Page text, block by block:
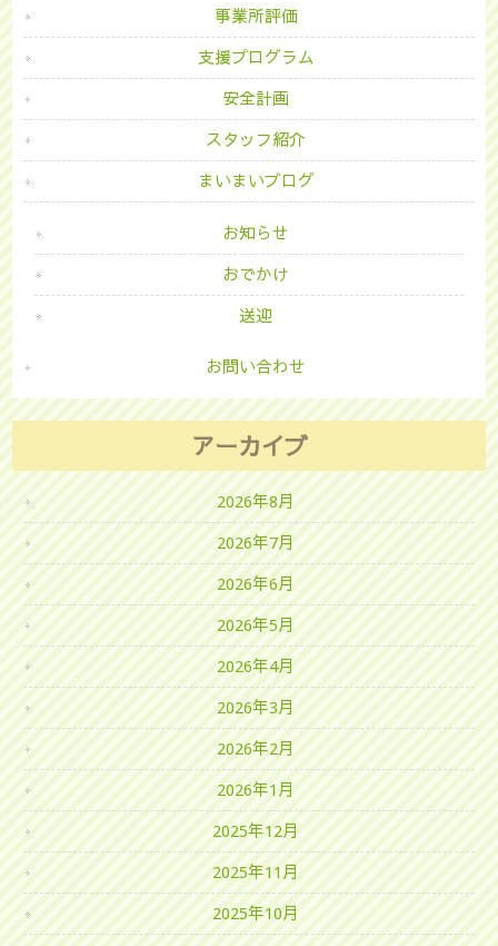
事業所評価
支援プログラム
安全計画
スタッフ紹介
まいまいブログ
お知らせ
おでかけ
送迎
お問い合わせ
アーカイブ
2026年8月
2026年7月
2026年6月
2026年5月
2026年4月
2026年3月
2026年2月
2026年1月
2025年12月
2025年11月
2025年10月